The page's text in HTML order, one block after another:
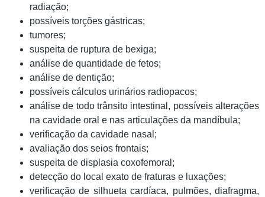
radiação;
possíveis torções gástricas;
tumores;
suspeita de ruptura de bexiga;
análise de quantidade de fetos;
análise de dentição;
possíveis cálculos urinários radiopacos;
análise de todo trânsito intestinal, possíveis alterações
na cavidade oral e nas articulações da mandíbula;
verificação da cavidade nasal;
avaliação dos seios frontais;
suspeita de displasia coxofemoral;
detecção do local exato de fraturas e luxações;
verificação de silhueta cardíaca, pulmões, diafragma,